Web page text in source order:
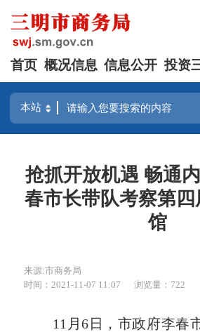
首页 概况信息 信息公开 投资
抢抓开放机遇 畅通
春市长带队考察第
馆
来源:市商务局
时间：2021-11-07 11:07
浏览量：722
11月6日，市政府李春